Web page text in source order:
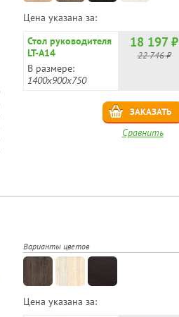
Цена указана за:
Стол руководителя
LT-A14
В размере:
1400х900х750
18 197 ₽
22 746 ₽
ЗАКАЗАТЬ
Сравнить
Варианты цветов
Цена указана за: